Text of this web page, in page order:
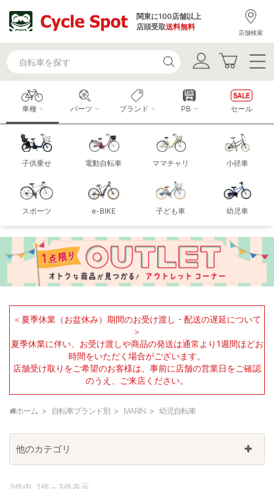
関東に100店舗以上
店頭受取送料無料
店舗検索
車種
子供乗せ 電動自転車 ママチャリ 小径車
スポーツ e-BIKE 子ども車 幼児車
パーツ ブランド PB セール
＜夏季休業（お盆休み）期間のお受け渡し・配送の遅延について
＞
夏季休業に伴い、お受け渡しや商品の発送は通常より1週間ほどお
時間をいただく場合がございます。
店舗受け取りをご希望のお客様は、事前に店舗の営業日をご確認
のうえ、ご来店ください。
ホーム 自転車ブランド別 MARIN 幼児自転車
3件中 1件～3件表示
他のカテゴリ